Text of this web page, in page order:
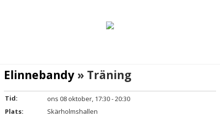
Elinnebandy» Träning
Tid:
ons 08 oktober, 17:30 - 20:30
Plats:
Skärholmshallen